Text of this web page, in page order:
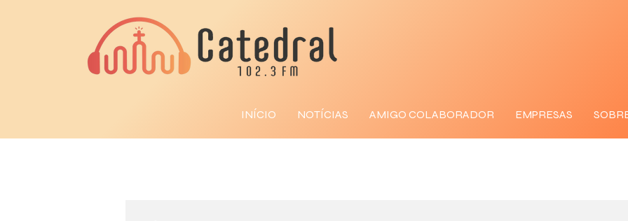
INÍCIO NOTÍCIAS AMIGO COLABORADOR EMPRESAS